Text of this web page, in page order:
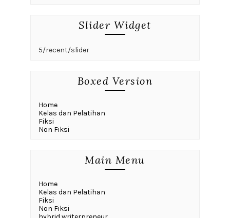
Slider Widget
5/recent/slider
Boxed Version
Home
Kelas dan Pelatihan
Fiksi
Non Fiksi
Main Menu
Home
Kelas dan Pelatihan
Fiksi
Non Fiksi